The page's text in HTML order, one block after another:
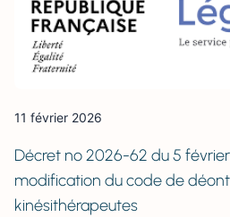
11 février 2026
Décret no 2026-62 du 5
modification du code de
kinésithérapeutes